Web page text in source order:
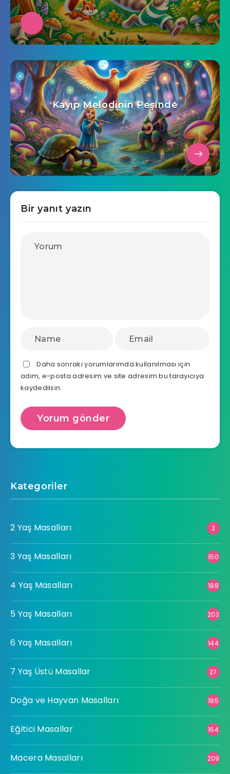
Kayıp Melodinin Peşinde
Bir yanıt yazın
Daha sonraki yorumlarımda kullanılması için
adım, e-posta adresim ve site adresim bu tarayıcıya
kaydedilsin.
Kategoriler
2 Yaş Masalları 2
3 Yaş Masalları 150
4 Yaş Masalları 188
5 Yaş Masalları 203
6 Yaş Masalları 144
7 Yaş Üstü Masallar 27
Doğa ve Hayvan Masalları 185
Eğitici Masallar 164
Macera Masalları 209